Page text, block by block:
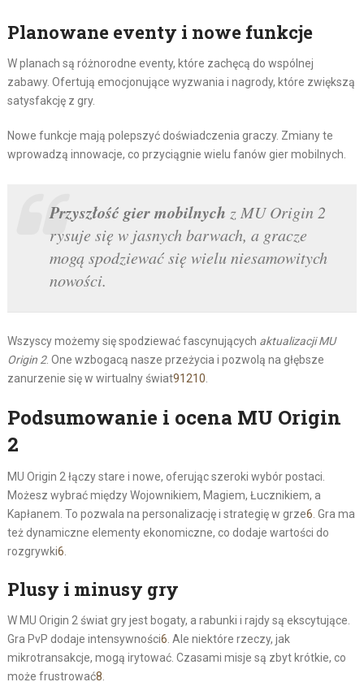
Planowane eventy i nowe funkcje
W planach są różnorodne eventy, które zachęcą do wspólnej
zabawy. Ofertują emocjonujące wyzwania i nagrody, które zwiększą
satysfakcję z gry.
Nowe funkcje mają polepszyć doświadczenia graczy. Zmiany te
wprowadzą innowacje, co przyciągnie wielu fanów gier mobilnych.
Przyszłość gier mobilnych z MU Origin 2
rysuje się w jasnych barwach, a gracze
mogą spodziewać się wielu niesamowitych
nowości.
Wszyscy możemy się spodziewać fascynujących aktualizacji MU
Origin 2. One wzbogacą nasze przeżycia i pozwolą na głębsze
zanurzenie się w wirtualny świat91210
Podsumowanie i ocena MU Origin
2
MU Origin 2 łączy stare i nowe, oferując szeroki wybór postaci.
Możesz wybrać między Wojownikiem, Magiem, Łucznikiem, a
Kapłanem. To pozwala na personalizację i strategię w grze6 . Gra ma
też dynamiczne elementy ekonomiczne, co dodaje wartości do
rozgrywki6
Plusy i minusy gry
W MU Origin 2 świat gry jest bogaty, a rabunki i rajdy są ekscytujące.
Gra PvP dodaje intensywności6 . Ale niektóre rzeczy, jak
mikrotransakcje, mogą irytować. Czasami misje są zbyt krótkie, co
może frustrować8